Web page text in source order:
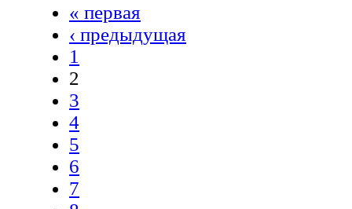
« первая
‹ предыдущая
1
2
3
4
5
6
7